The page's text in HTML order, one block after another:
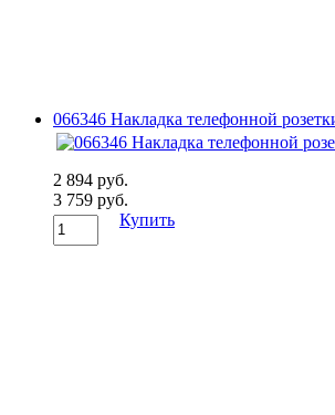
066346 Накладка телефонной
2 894 руб.
3 759 руб.
Купить